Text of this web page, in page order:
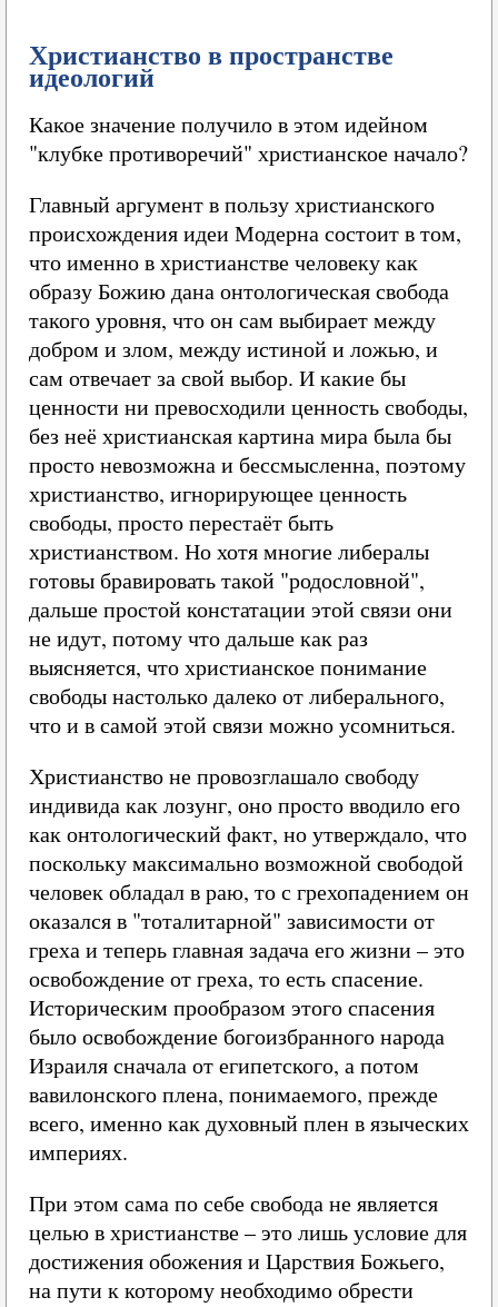
Христианство в пространстве
идеологий
Какое значение получило в этом идейном
"клубке противоречий" христианское начало?
Главный аргумент в пользу христианского
происхождения идеи Модерна состоит в том,
что именно в христианстве человеку как
образу Божию дана онтологическая свобода
такого уровня, что он сам выбирает между
добром и злом, между истиной и ложью, и
сам отвечает за свой выбор. И какие бы
ценности ни превосходили ценность свободы,
без неё христианская картина мира была бы
просто невозможна и бессмысленна, поэтому
христианство, игнорирующее ценность
свободы, просто перестаёт быть
христианством. Но хотя многие либералы
готовы бравировать такой "родословной",
дальше простой констатации этой связи они
не идут, потому что дальше как раз
выясняется, что христианское понимание
свободы настолько далеко от либерального,
что и в самой этой связи можно усомниться.
Христианство не провозглашало свободу
индивида как лозунг, оно просто вводило его
как онтологический факт, но утверждало, что
поскольку максимально возможной свободой
человек обладал в раю, то с грехопадением он
оказался в "тоталитарной" зависимости от
греха и теперь главная задача его жизни – это
освобождение от греха, то есть спасение.
Историческим прообразом этого спасения
было освобождение богоизбранного народа
Израиля сначала от египетского, а потом
вавилонского плена, понимаемого, прежде
всего, именно как духовный плен в языческих
империях.
При этом сама по себе свобода не является
целью в христианстве – это лишь условие для
достижения обожения и Царствия Божьего,
на пути к которому необходимо обрести